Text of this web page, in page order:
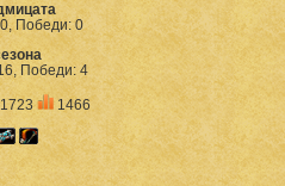
Победи: 0
Победи: 4
1466